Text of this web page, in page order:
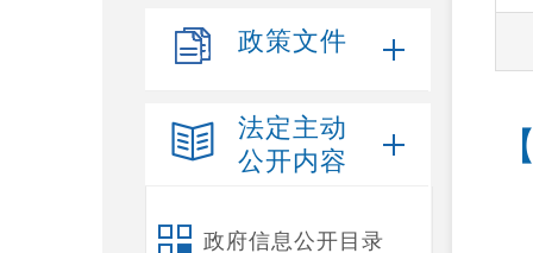
政策文件
法定主动
公开内容
政府信息公开目录